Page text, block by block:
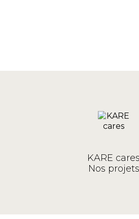
KARE cares
Nos projets